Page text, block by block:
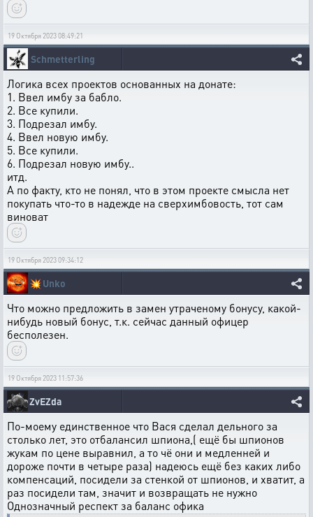
19 Октября 2023 08:49:21
Schmetterling
Логика всех проектов основанных на донате:
1. Ввел имбу за бабло.
2. Все купили.
3. Подрезал имбу.
4. Ввел новую имбу.
5. Все купили.
6. Подрезал новую имбу..
итд.
А по факту, кто не понял, что в этом проекте смысла нет
покупать что-то в надежде на сверхимбовость, тот сам
виноват
19 Октября 2023 09:34:12
💥Unko
Что можно предложить в замен утраченому бонусу, какой-
нибудь новый бонус, т.к. сейчас данный офицер
бесполезен.
19 Октября 2023 11:57:36
ZvEZda
По-моему единственное что Вася сделал дельного за
столько лет, это отбалансил шпиона,( ещё бы шпионов
жукам по цене выравнил, а то чё они и медленней и
дороже почти в четыре раза) надеюсь ещё без каких либо
компенсаций, посидели за стенкой от шпионов, и хватит, а
раз посидели там, значит и возвращать не нужно
Однозначный респект за баланс офика